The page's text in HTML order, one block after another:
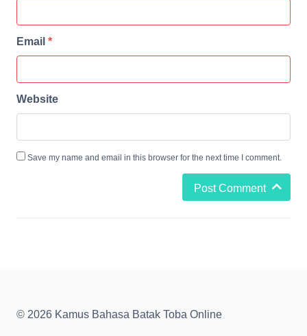
Email *
Website
Save my name and email in this browser for the next time I comment.
Post Comment
© 2026 Kamus Bahasa Batak Toba Online